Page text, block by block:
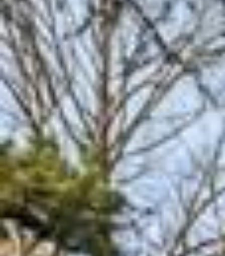
Accueil
Histoire du château
Location séjours
Location évènements
Contact
Contactez nous : 06 51 61 62 71